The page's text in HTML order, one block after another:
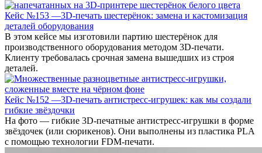
Кейс №153 —3D-печать шестерёнок: замена и кастомизация
деталей оборудования
В этом кейсе мы изготовили партию шестерёнок для
производственного оборудования методом 3D-печати.
Клиенту требовалась срочная замена вышедших из строя
деталей.
Кейс №152 —3D-печать антистресс-игрушек: как мы создали
гибкие звёздочки
На фото — гибкие 3D-печатные антистресс-игрушки в форме
звёздочек (или сюрикенов). Они выполнены из пластика PLA
с помощью технологии FDM-печати.